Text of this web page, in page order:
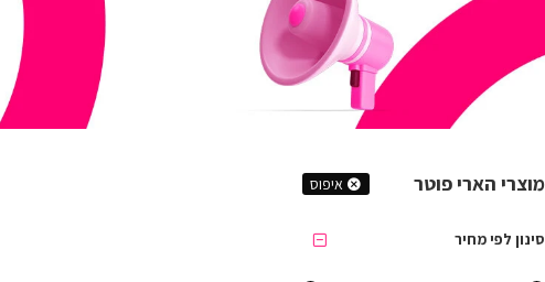
מוצרי הארי פוטר איפוס
סינון לפי מחיר